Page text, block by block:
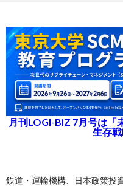
月刊LOGI-BIZ 7月号は「
生存
鉄道・運輸機構、日本政策投